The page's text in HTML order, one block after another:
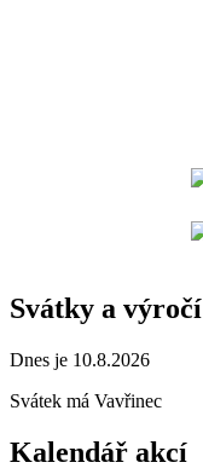
Svátky a výročí
Dnes je 10.8.2026
Svátek má Vavřinec
Kalendář akcí